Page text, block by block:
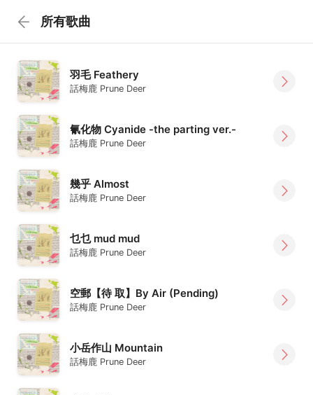
所有歌曲
羽毛 Feathery
話梅鹿 Prune Deer
氰化物 Cyanide -the parting ver.-
話梅鹿 Prune Deer
幾乎 Almost
話梅鹿 Prune Deer
乜乜 mud mud
話梅鹿 Prune Deer
空郵【待 取】By Air (Pending)
話梅鹿 Prune Deer
小岳作山 Mountain
話梅鹿 Prune Deer